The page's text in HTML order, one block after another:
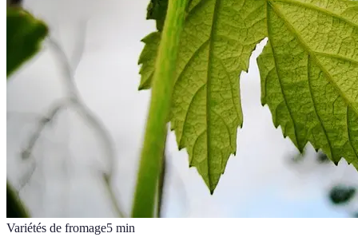
Variétés de fromage5 min